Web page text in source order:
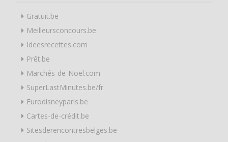
Gratuit.be
Meilleursconcours.be
Ideesrecettes.com
Prêt.be
Marchés-de-Noël.com
SuperLastMinutes.be/fr
Eurodisneyparis.be
Cartes-de-crédit.be
Sitesderencontresbelges.be